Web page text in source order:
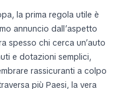
la prima regola utile è
annuncio dall’aspetto
spesso chi cerca un’auto
e dotazioni semplici,
rassicuranti a colpo
più Paesi, la vera